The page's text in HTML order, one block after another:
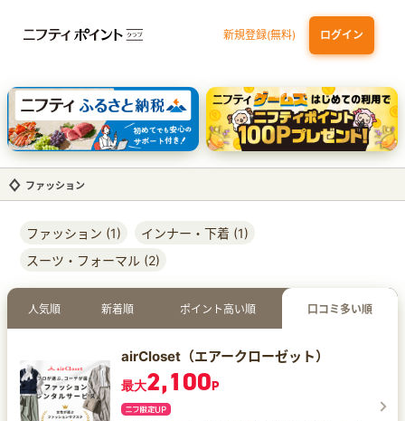
新規登録(無料) ログイン
dカード 九州カードNEXT JCB ORIGINAL SERIES：JCBカード S
三井住友カード ゴールド（NL）（家族カード発行）
【実質初月無料】DMM | Disney+(ディズニープラス) セットプラン
ファッション
ファッション (1)
インナー・下着 (1)
スーツ・フォーマル (2)
人気順 新着順 ポイント高い順 口コミ多い順
airCloset（エアークローゼット）
最大2,100P